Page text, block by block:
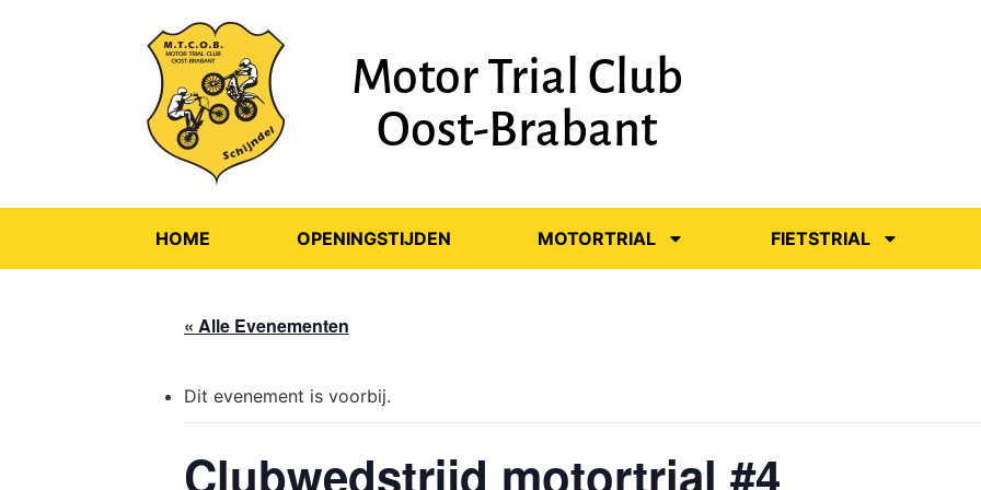
Motor Trial Club
Oost-Brabant
HOME OPENINGSTIJDEN MOTORTRIAL FIETSTRIAL
« Alle Evenementen
Dit evenement is voorbij.
Clubwedstrijd motortrial #4